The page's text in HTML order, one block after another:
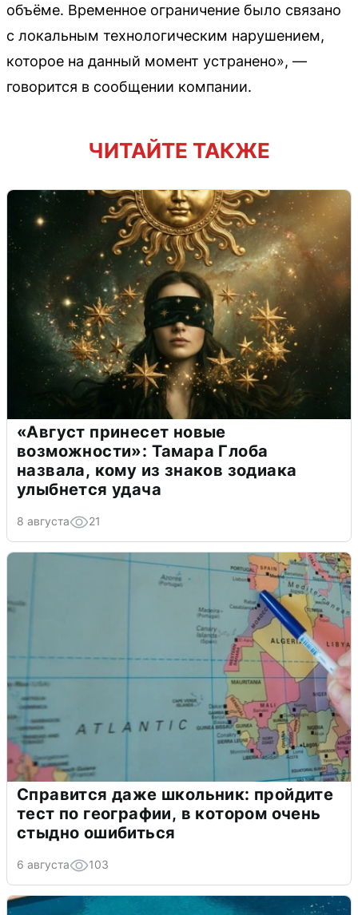
объёме. Временное ограничение было связано
с локальным технологическим нарушением,
которое на данный момент устранено», —
говорится в сообщении компании.
ЧИТАЙТЕ ТАКЖЕ
«Август принесет новые
возможности»: Тамара Глоба
назвала, кому из знаков зодиака
улыбнется удача
8 августа 21
Справится даже школьник: пройдите
тест по географии, в котором очень
стыдно ошибиться
6 августа 103